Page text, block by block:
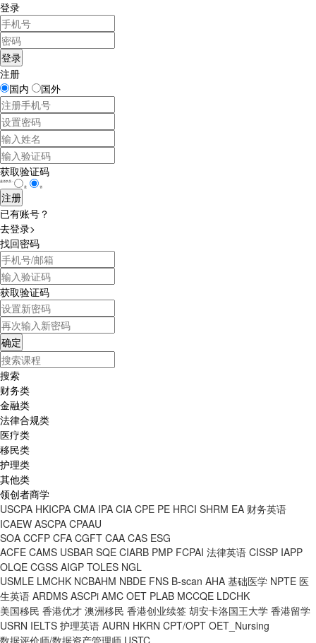
登录
注册
国内
国外
获取验证码
是否学员：
是
否
已有账号？
去登录>
找回密码
获取验证码
搜索
财务类
金融类
法律合规类
医疗类
移民类
护理类
其他类
领创者商学
USCPA HKICPA CMA IPA CIA CPE PE HRCI SHRM EA 财务英语
ICAEW ASCPA CPAAU
SOA CCFP CFA CGFT CAA CAS ESG
ACFE CAMS USBAR SQE CIARB PMP FCPAI 法律英语 CISSP IAPP
OLQE CGSS AIGP TOLES NGL
USMLE LMCHK NCBAHM NBDE FNS B-scan AHA 基础医学 NPTE 医
生英语 ARDMS ASCPi AMC OET PLAB MCCQE LDCHK
美国移民 香港优才 澳洲移民 香港创业续签 胡安卡洛国王大学 香港留学
USRN IELTS 护理英语 AURN HKRN CPT/OPT OET_Nursing
数据评价师/数据资产管理师 USTC